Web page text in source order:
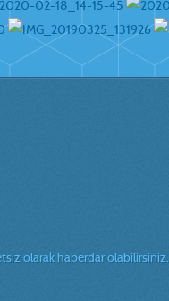
olarak haberdar olabilirsiniz.